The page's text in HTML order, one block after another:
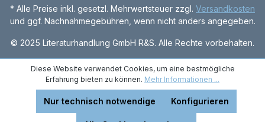
* Alle Preise inkl. gesetzl. Mehrwertsteuer zzgl. Versandkosten
und ggf. Nachnahmegebühren, wenn nicht anders angegeben.
© 2025 Literaturhandlung GmbH R&S. Alle Rechte vorbehalten.
Diese Website verwendet Cookies, um eine bestmögliche
Erfahrung bieten zu können. Mehr Informationen ...
Nur technisch notwendige Konfigurieren